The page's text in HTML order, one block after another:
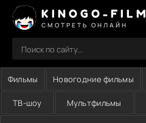
KINOGO-FILM
СМОТРЕТЬ ОНЛАЙН
Фильмы Новогодние фильмы
ТВ-шоу Мультфильмы